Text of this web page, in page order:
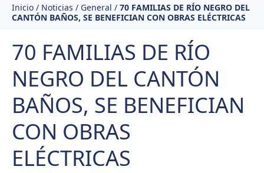
Inicio / Noticias / General / 70 FAMILIAS DE RÍO NEGRO DEL
CANTÓN BAÑOS, SE BENEFICIAN CON OBRAS ELÉCTRICAS
70 FAMILIAS DE RÍO
NEGRO DEL CANTÓN
BAÑOS, SE BENEFICIAN
CON OBRAS
ELÉCTRICAS